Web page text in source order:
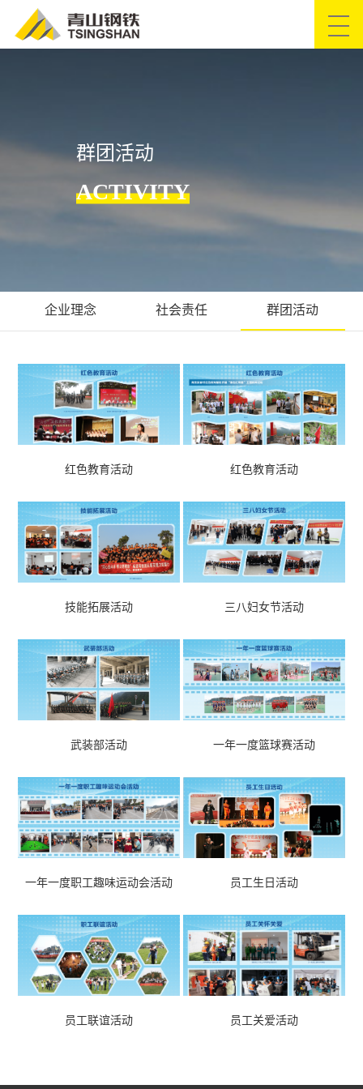
青山简介 董事长致辞
产品系列 质保书查询
企业文化
企业理念 社会责任 群团活动
廉洁青山
廉洁文化 曝光台 我要举报
公司动态 行业动态 视频集锦
人力资源
供应商 采购
联系我们
群团活动
ACTIVITY
企业理念 社会责任 群团活动
红色教育活动 红色教育活动
技能拓展活动 三八妇女节活动
武装部活动 一年一度篮球赛活动
一年一度职工趣味运动会活动 员工生日活动
员工联谊活动 员工关爱活动